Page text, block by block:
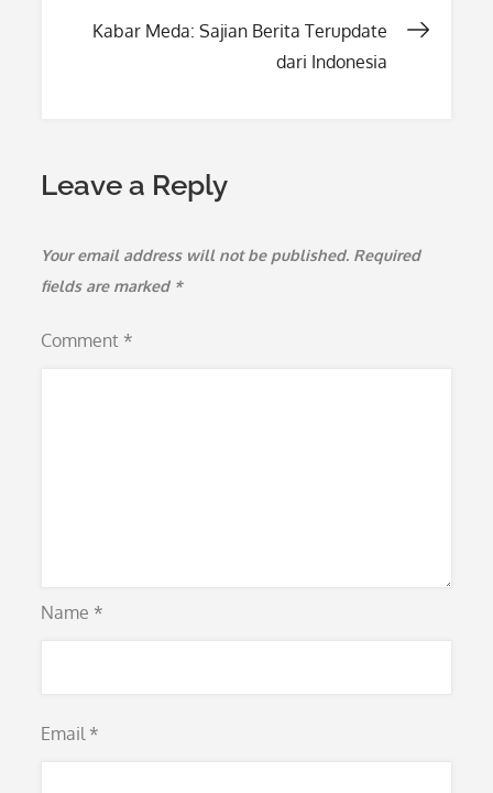
Kabar Meda: Sajian Berita Terupdate
dari Indonesia
Leave a Reply
Your email address will not be published. Required
fields are marked *
Comment *
Name *
Email *